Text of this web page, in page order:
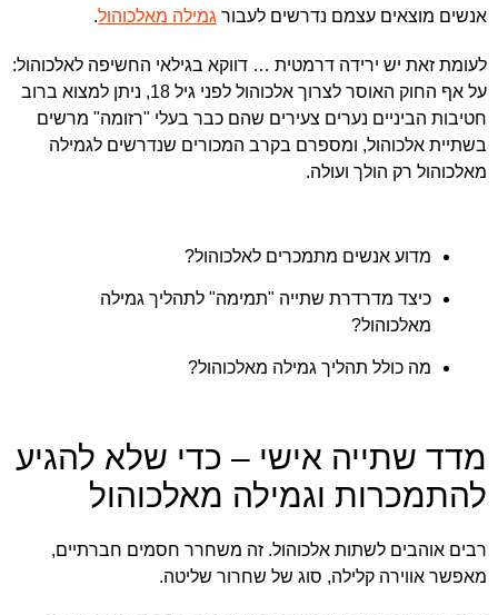
אנשים מוצאים עצמם נדרשים לעבור גמילה מאלכוהול.
לעומת זאת יש ירידה דרמטית … דווקא בגילאי החשיפה לאלכוהול:
על אף החוק האוסר לצרוך אלכוהול לפני גיל 18, ניתן למצוא ברוב
חטיבות הביניים נערים צעירים שהם כבר בעלי "רזומה" מרשים
בשתיית אלכוהול, ומספרם בקרב המכורים שנדרשים לגמילה
מאלכוהול רק הולך ועולה.
מדוע אנשים מתמכרים לאלכוהול?
כיצד מדרדרת שתייה "תמימה" לתהליך גמילה
מאלכוהול?
מה כולל תהליך גמילה מאלכוהול?
מדד שתייה אישי – כדי שלא להגיע
להתמכרות וגמילה מאלכוהול
רבים אוהבים לשתות אלכוהול. זה משחרר חסמים חברתיים,
מאפשר אווירה קלילה, סוג של שחרור שליטה.